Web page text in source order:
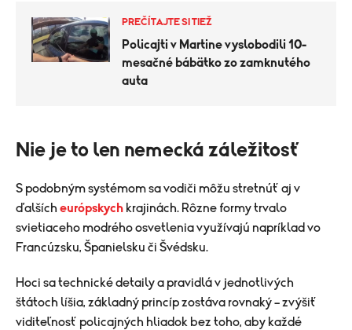
PREČÍTAJTE SI TIEŽ
Policajti v Martine vyslobodili 10-
mesačné bábätko zo zamknutého
auta
Nie je to len nemecká záležitosť
S podobným systémom sa vodiči môžu stretnúť aj v
ďalších európskych krajinách. Rôzne formy trvalo
svietiaceho modrého osvetlenia využívajú napríklad vo
Francúzsku, Španielsku či Švédsku.
Hoci sa technické detaily a pravidlá v jednotlivých
štátoch líšia, základný princíp zostáva rovnaký – zvýšiť
viditeľnosť policajných hliadok bez toho, aby každé